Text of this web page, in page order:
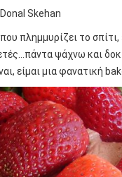
Skehan
πλημμυρίζει το σπίτι,
ψάχνω και
είμαι μια φανατική